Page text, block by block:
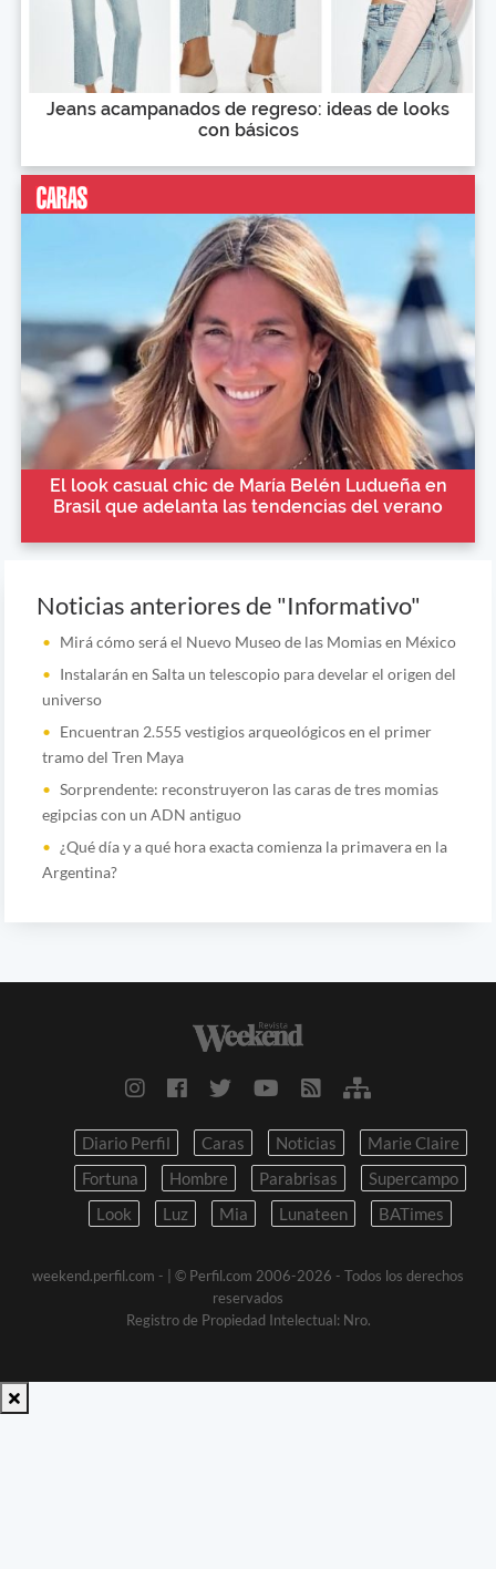
Jeans acampanados de regreso: ideas de looks
con básicos
El look casual chic de María Belén Ludueña en
Brasil que adelanta las tendencias del verano
Noticias anteriores de "Informativo"
Mirá cómo será el Nuevo Museo de las Momias en México
Instalarán en Salta un telescopio para develar el origen del
universo
Encuentran 2.555 vestigios arqueológicos en el primer
tramo del Tren Maya
Sorprendente: reconstruyeron las caras de tres momias
egipcias con un ADN antiguo
¿Qué día y a qué hora exacta comienza la primavera en la
Argentina?
Diario Perfil Caras Noticias
Marie Claire
Fortuna
Hombre Parabrisas
Supercampo
Look
Luz Mia Lunateen BATimes
weekend.perfil.com -
| © Perfil.com 2006-2026 - Todos los derechos
reservados
Registro de Propiedad Intelectual: Nro.